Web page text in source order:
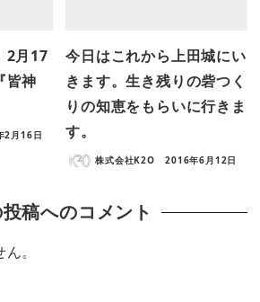
2月17
皆神
2月16日
今日はこれから上田城にい
きます。生き残りの砦つく
りの知恵をもらいに行きま
す。
株式会社K2O 2016年6月12日
稿へのコメント
。